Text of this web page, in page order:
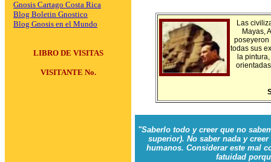
Gnosis Cartago Costa Rica
Blog Boletin Gnostico
Blog Gnosis en el Mundo
LIBRO DE VISITAS
VISITANTE No.
Las
Mayas,
poseyeron
todas sus
la
"Saberlo todo y creer que no
superior). No saber nada y
humanos. Considerar este mal
fatuidad